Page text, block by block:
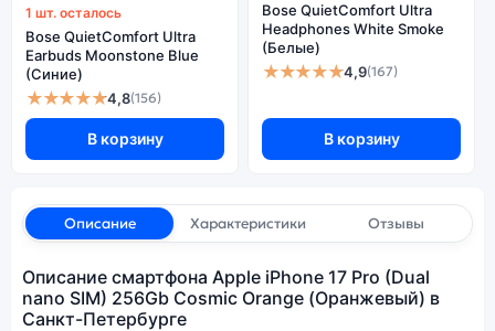
1 шт. осталось
Bose QuietComfort Ultra
Earbuds Moonstone Blue
(Синие)
★★★★★4,8(156)
В корзину
Bose QuietComfort Ultra
Headphones White Smoke
(Белые)
★★★★★4,9(167)
В корзину
Описание Характеристики Отзывы
Описание смартфона Apple iPhone 17 Pro (Dual
nano SIM) 256Gb Cosmic Orange (Оранжевый) в
Санкт-Петербурге